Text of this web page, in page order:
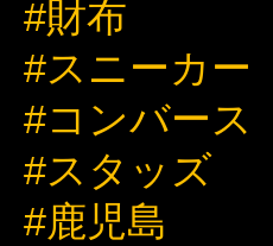
#財布
#スニーカー
#コンバース
#スタッズ
#鹿児島